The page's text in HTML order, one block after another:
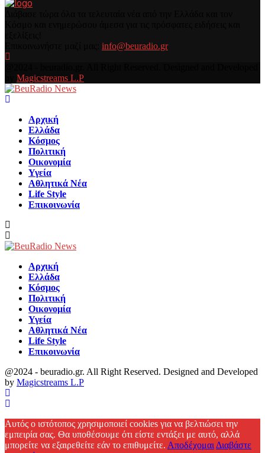
info@beuradio.gr
Magicstreams L.P
Αρχική
Ελλάδα
Κόσμος
Πολιτική
Οικονομία
Υγεία
Αθλητικά Νέα
Life Style
Επικοινωνία
Αρχική
Ελλάδα
Κόσμος
Πολιτική
Οικονομία
Υγεία
Αθλητικά Νέα
Life Style
Επικοινωνία
@2024 - beuradio.gr. All Right Reserved. Designed and Developed
by Magicstreams L.P
Αυτός ο ιστότοπος χρησιμοποιεί cookies για να βελτιώσει την
εμπειρία σας. Θα υποθέσουμε ότι είστε εντάξει με αυτό, αλλά
μπορείτε να εξαιρεθείτε εάν το επιθυμείτε. Αποδέχομαι Διαβάστε